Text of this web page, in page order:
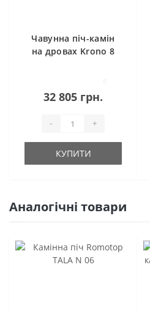
Чавунна піч-камін
на дровах Krono 8
32 805 грн.
- +
КУПИТИ
Аналогічні товари